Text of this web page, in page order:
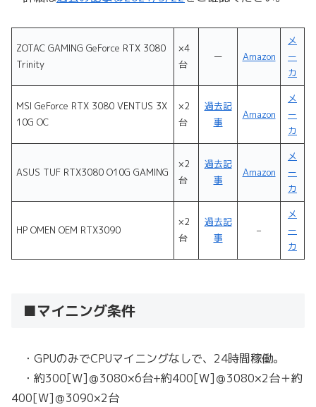
ZOTAC GAMING GeForce RTX 3080
Trinity
×4
台
ー Amazon
メ
ー
カ
MSI GeForce RTX 3080 VENTUS 3X
10G OC
×2
台
過去記
事
Amazon
メ
ー
カ
ASUS TUF RTX3080 O10G GAMING
×2
台
過去記
事
Amazon
メ
ー
カ
HP OMEN OEM RTX3090
×2
台
過去記
事
–
メ
ー
カ
■マイニング条件
・GPUのみでCPUマイニングなしで、24時間稼働。
・約300[W]＠3080×6台+約400[W]＠3080×2台＋約
400[W]＠3090×2台